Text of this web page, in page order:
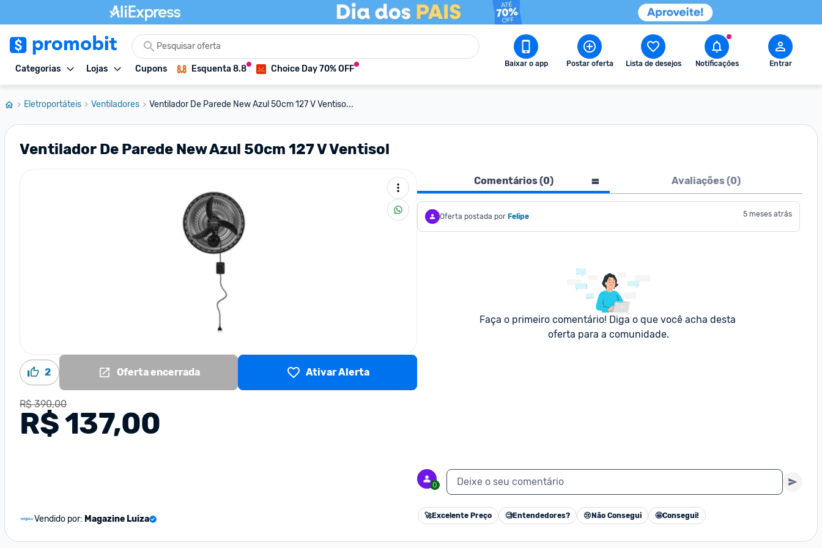
Categorias Lojas Cupons Esquenta 8.8 Choice Day 70% OFF Baixar o app Postar oferta Lista de desejos Notificações Entrar
Eletroportáteis Ventiladores Ventilador De Parede New Azul 50cm 127 V Ventiso...
Ventilador De Parede New Azul 50cm 127 V Ventisol
2 Oferta encerrada Ativar Alerta
R$ 390,00
R$ 137,00
Vendido por: Magazine Luiza
Comentários (0) Avaliações (0)
Oferta postada por Felipe 5 meses atrás
Faça o primeiro comentário! Diga o que você acha desta
oferta para a comunidade.
0 Deixe o seu comentário
🚀Excelente Preço 🧐Entendedores? 😢 Não Consegui 🤩Consegui!